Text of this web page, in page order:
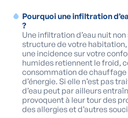
Pourquoi une infiltration
?
Une infiltration d’eau nuit
structure de votre
une incidence sur votre
humides retiennent le froid,
consommation de
d’énergie. Si elle n’est pas
d’eau peut par ailleurs
provoquent à leur tour des
des allergies et d’autres